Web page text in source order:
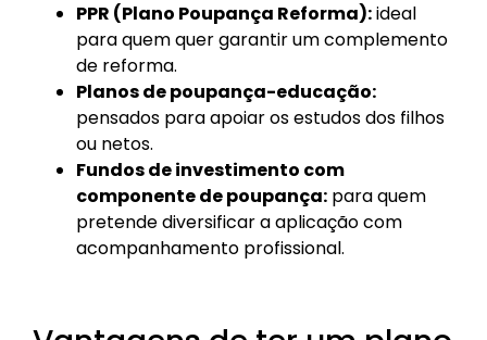
PPR (Plano Poupança Reforma):ideal
para quem quer garantir um complemento
de reforma.
Planos de poupança-educação:
pensados para apoiar os estudos dos filhos
ou netos.
Fundos de investimento com
componente de poupança: para quem
pretende diversificar a aplicação com
acompanhamento profissional.